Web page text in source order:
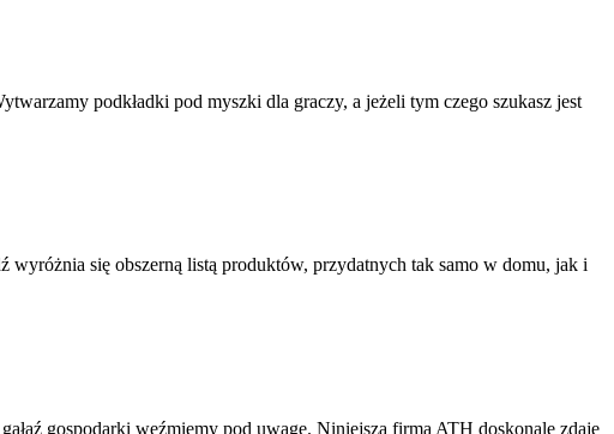
podkładki pod myszki dla graczy, a jeżeli tym czego szukasz jest
się obszerną listą produktów, przydatnych tak samo w domu, jak i
gospodarki weźmiemy pod uwagę. Niniejsza firma ATH doskonale zdaje